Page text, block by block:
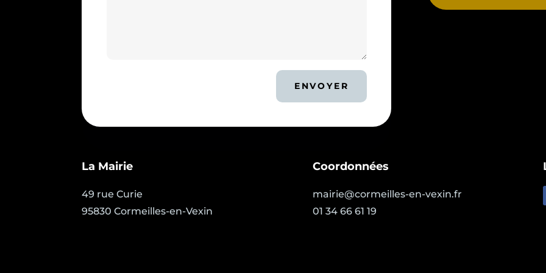
ENVOYER
La Mairie
49 rue Curie
95830 Cormeilles-en-Vexin
Coordonnées
mairie@cormeilles-en-vexin.fr
01 34 66 61 19